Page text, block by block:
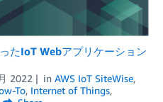
たIoT Webアプリケーション
2022 in AWS IoT SiteWise,
To, Internet of Things,